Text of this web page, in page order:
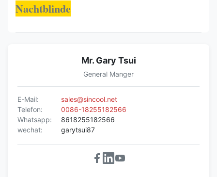
Nachtblinde
Mr. Gary Tsui
General Manger
E-Mail:
sales@sincool.net
Telefon:
0086-18255182566
Whatsapp:
8618255182566
wechat:
garytsui87